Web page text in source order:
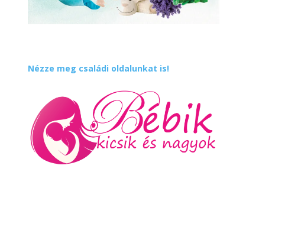
Nézze meg családi oldalunkat is!